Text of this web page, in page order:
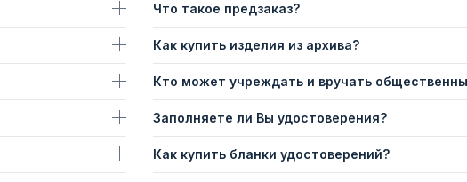
Что такое предзаказ?
Как купить изделия из архива?
Кто может учреждать и вручать
Заполняете ли Вы удостоверения?
Как купить бланки удостоверений?